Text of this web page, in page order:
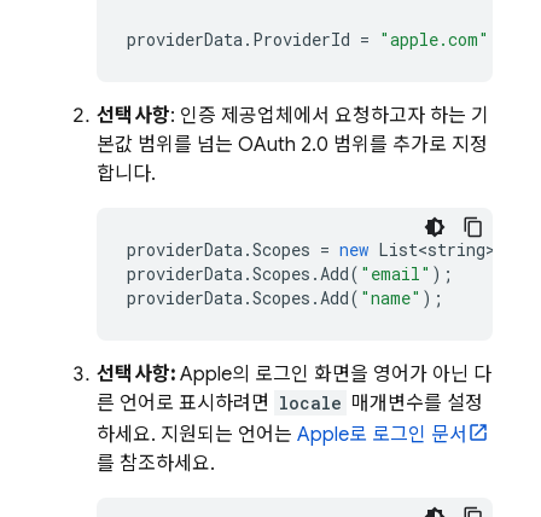
providerData. ProviderId = "apple.com"
선택사항: 인증 제공업체에서 요청하고자 하는 기
본값 범위를 넘는 OAuth 2.0 범위를 추가로 지정
합니다.
providerData.Scopes = new List<string>
providerData.Scopes .Add( "email" );
providerData.Scopes .Add( "name" );
선택사항: Apple의 로그인 화면을 영어가 아닌 다
른 언어로 표시하려면 locale 매개변수를 설정
하세요. 지원되는 언어는 Apple로 로그인 문서
를 참조하세요.